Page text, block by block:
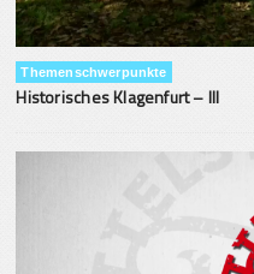
Themenschwerpunkte
Historisches Klagenfurt – III